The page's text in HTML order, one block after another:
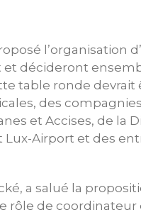
l’organisation
décideront
table ronde devrait
des
et Accises, de la
Lux-Airport et des
a salué la
rôle de